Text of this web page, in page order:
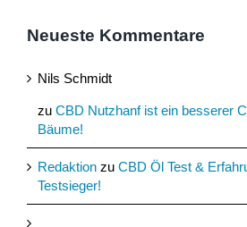
Neueste Kommentare
Nils Schmidt
zu CBD Nutzhanf ist ein besserer
Bäume!
Redaktion zu CBD Öl Test &
Testsieger!